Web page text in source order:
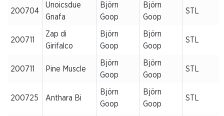
200704
Unoicsdue
Gnafa
Björn
Goop
Björn
Goop
STL
200711
Zap di
Girifalco
Björn
Goop
Björn
Goop
STL
200711 Pine Muscle
Björn
Goop
Björn
Goop
STL
200725 Anthara Bi
Björn
Goop
Björn
Goop
STL